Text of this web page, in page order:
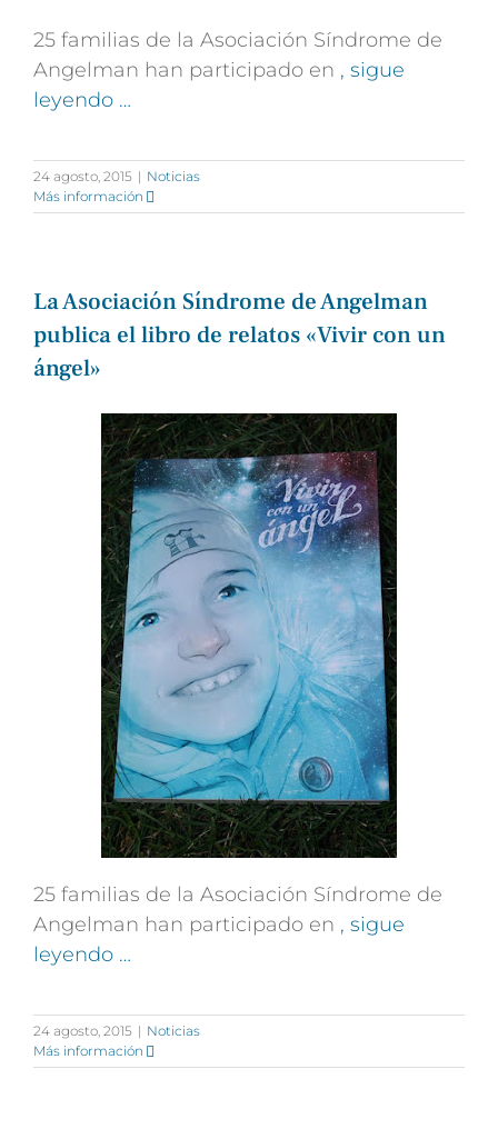
25 familias de la Asociación Síndrome de
Angelman han participado en , sigue
leyendo …
24 agosto, 2015 | Noticias
Más información
La Asociación Síndrome de Angelman
publica el libro de relatos «Vivir con un
ángel»
25 familias de la Asociación Síndrome de
Angelman han participado en , sigue
leyendo …
24 agosto, 2015 | Noticias
Más información